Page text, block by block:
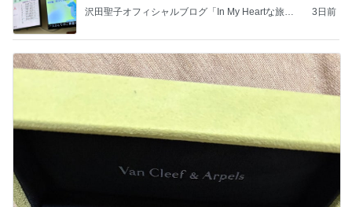
沢田聖子オフィシャルブログ「In My Heartな旅日
3日前